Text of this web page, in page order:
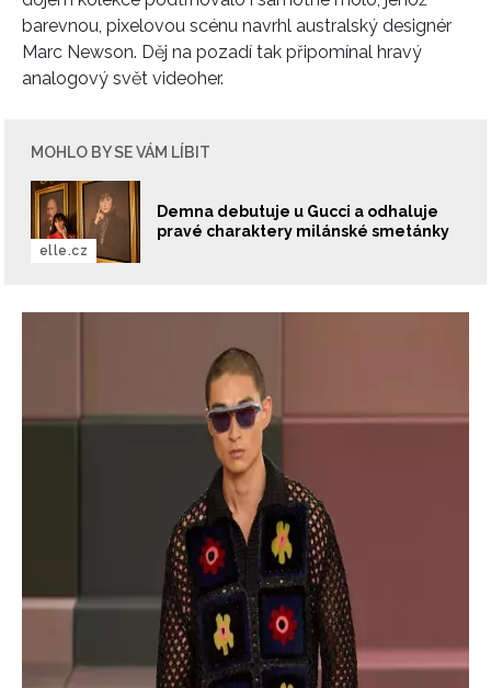
barevnou, pixelovou scénu navrhl australský designér
Marc Newson. Děj na pozadí tak připomínal hravý
analogový svět videoher.
MOHLO BY SE VÁM LÍBIT
Demna debutuje u Gucci a odhaluje
pravé charaktery milánské smetánky
elle.cz